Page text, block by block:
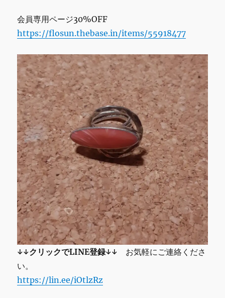
ブ
一
点
に
会員専用ページ30%OFF
https://flosun.thebase.in/items/55918477
↓↓クリックでLINE登録↓↓ お気軽にご連絡くださ
い。
https://lin.ee/iOtlzRz